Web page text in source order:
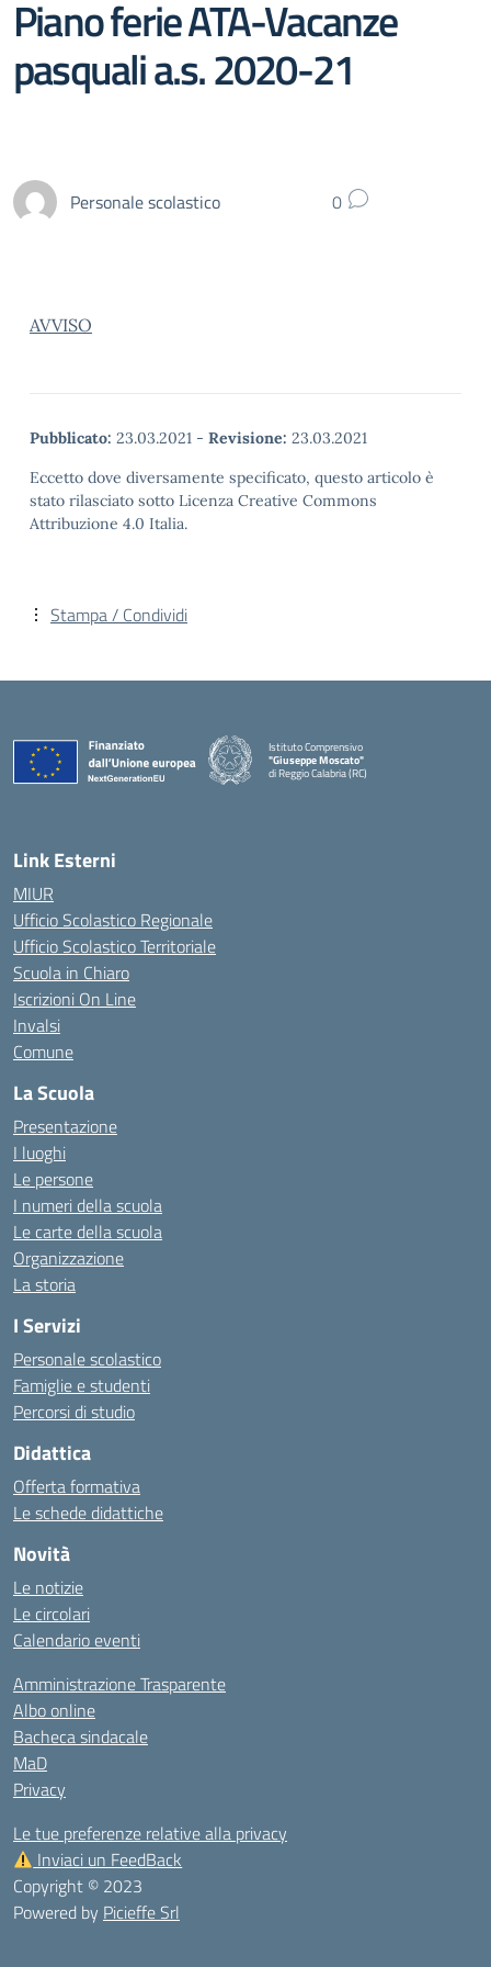
Piano ferie ATA-Vacanze
pasquali a.s. 2020-21
Personale scolastico 0
AVVISO
Pubblicato: 23.03.2021 - Revisione: 23.03.2021
Eccetto dove diversamente specificato, questo articolo è
stato rilasciato sotto Licenza Creative Commons
Attribuzione 4.0 Italia.
Stampa / Condividi
Istituto Comprensivo
"Giuseppe Moscato"
di Reggio Calabria (RC)
— Visita la pagina iniziale della scuola
Link Esterni
MIUR
Ufficio Scolastico Regionale
Ufficio Scolastico Territoriale
Scuola in Chiaro
Iscrizioni On Line
Invalsi
Comune
La Scuola
Presentazione
I luoghi
Le persone
I numeri della scuola
Le carte della scuola
Organizzazione
La storia
I Servizi
Personale scolastico
Famiglie e studenti
Percorsi di studio
Didattica
Offerta formativa
Le schede didattiche
Novità
Le notizie
Le circolari
Calendario eventi
Amministrazione Trasparente
Albo online
Bacheca sindacale
MaD
Privacy
Le tue preferenze relative alla privacy
Inviaci un FeedBack
Copyright © 2023
Powered by Picieffe Srl